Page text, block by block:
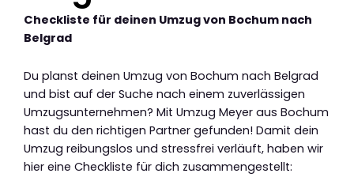
Checkliste für deinen Umzug von Bochum nach
Belgrad
Du planst deinen Umzug von Bochum nach Belgrad
und bist auf der Suche nach einem zuverlässigen
Umzugsunternehmen? Mit Umzug Meyer aus Bochum
hast du den richtigen Partner gefunden! Damit dein
Umzug reibungslos und stressfrei verläuft, haben wir
hier eine Checkliste für dich zusammengestellt: